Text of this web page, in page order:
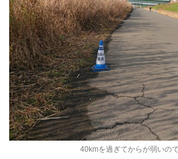
40kmを過ぎてからが弱いので